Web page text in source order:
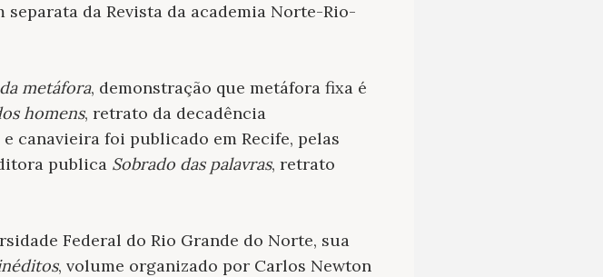
da Revista da academia Norte-Rio-
metáfora, demonstração que metáfora fixa é
homens, retrato da decadência
canavieira foi publicado em Recife, pelas
publica Sobrado das palavras, retrato
Federal do Rio Grande do Norte, sua
, volume organizado por Carlos Newton